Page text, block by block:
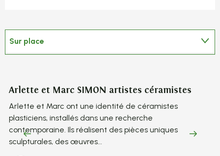
Sur place
Arlette et Marc SIMON artistes céramistes
Arlette et Marc ont une identité de céramistes
plasticiens, installés dans une recherche
contemporaine. Ils réalisent des pièces uniques
sculpturales, des œuvres...